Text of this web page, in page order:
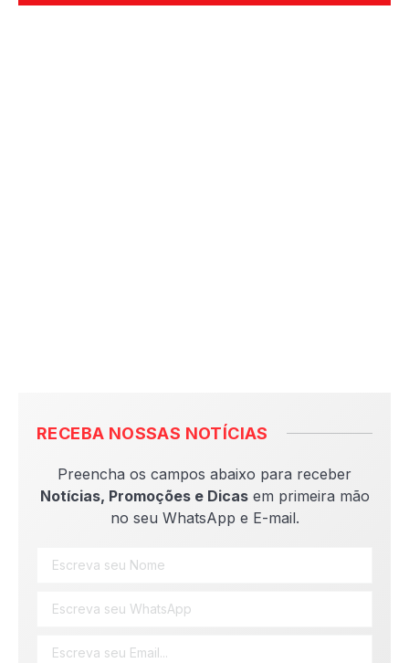
RECEBA NOSSAS NOTÍCIAS
Preencha os campos abaixo para receber
Notícias, Promoções e Dicasem primeira mão
no seu WhatsApp e E-mail.